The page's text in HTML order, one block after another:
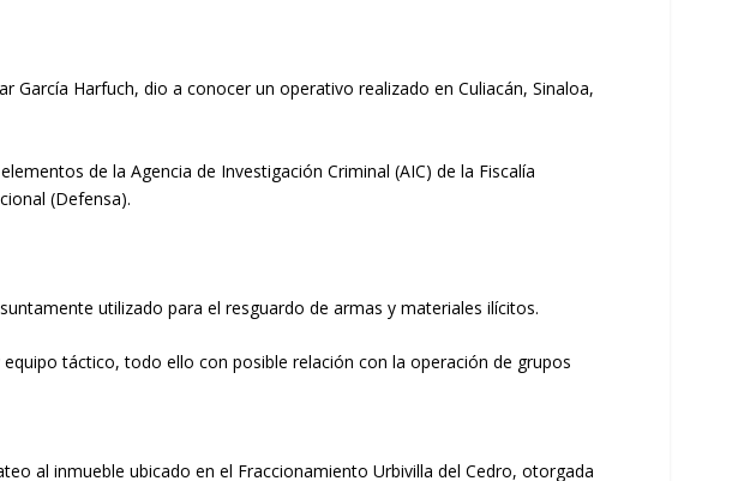
García Harfuch, dio a conocer un operativo realizado en Culiacán, Sinaloa,
de la Agencia de Investigación Criminal (AIC) de la Fiscalía
(Defensa).
utilizado para el resguardo de armas y materiales ilícitos.
táctico, todo ello con posible relación con la operación de grupos
al inmueble ubicado en el Fraccionamiento Urbivilla del Cedro, otorgada